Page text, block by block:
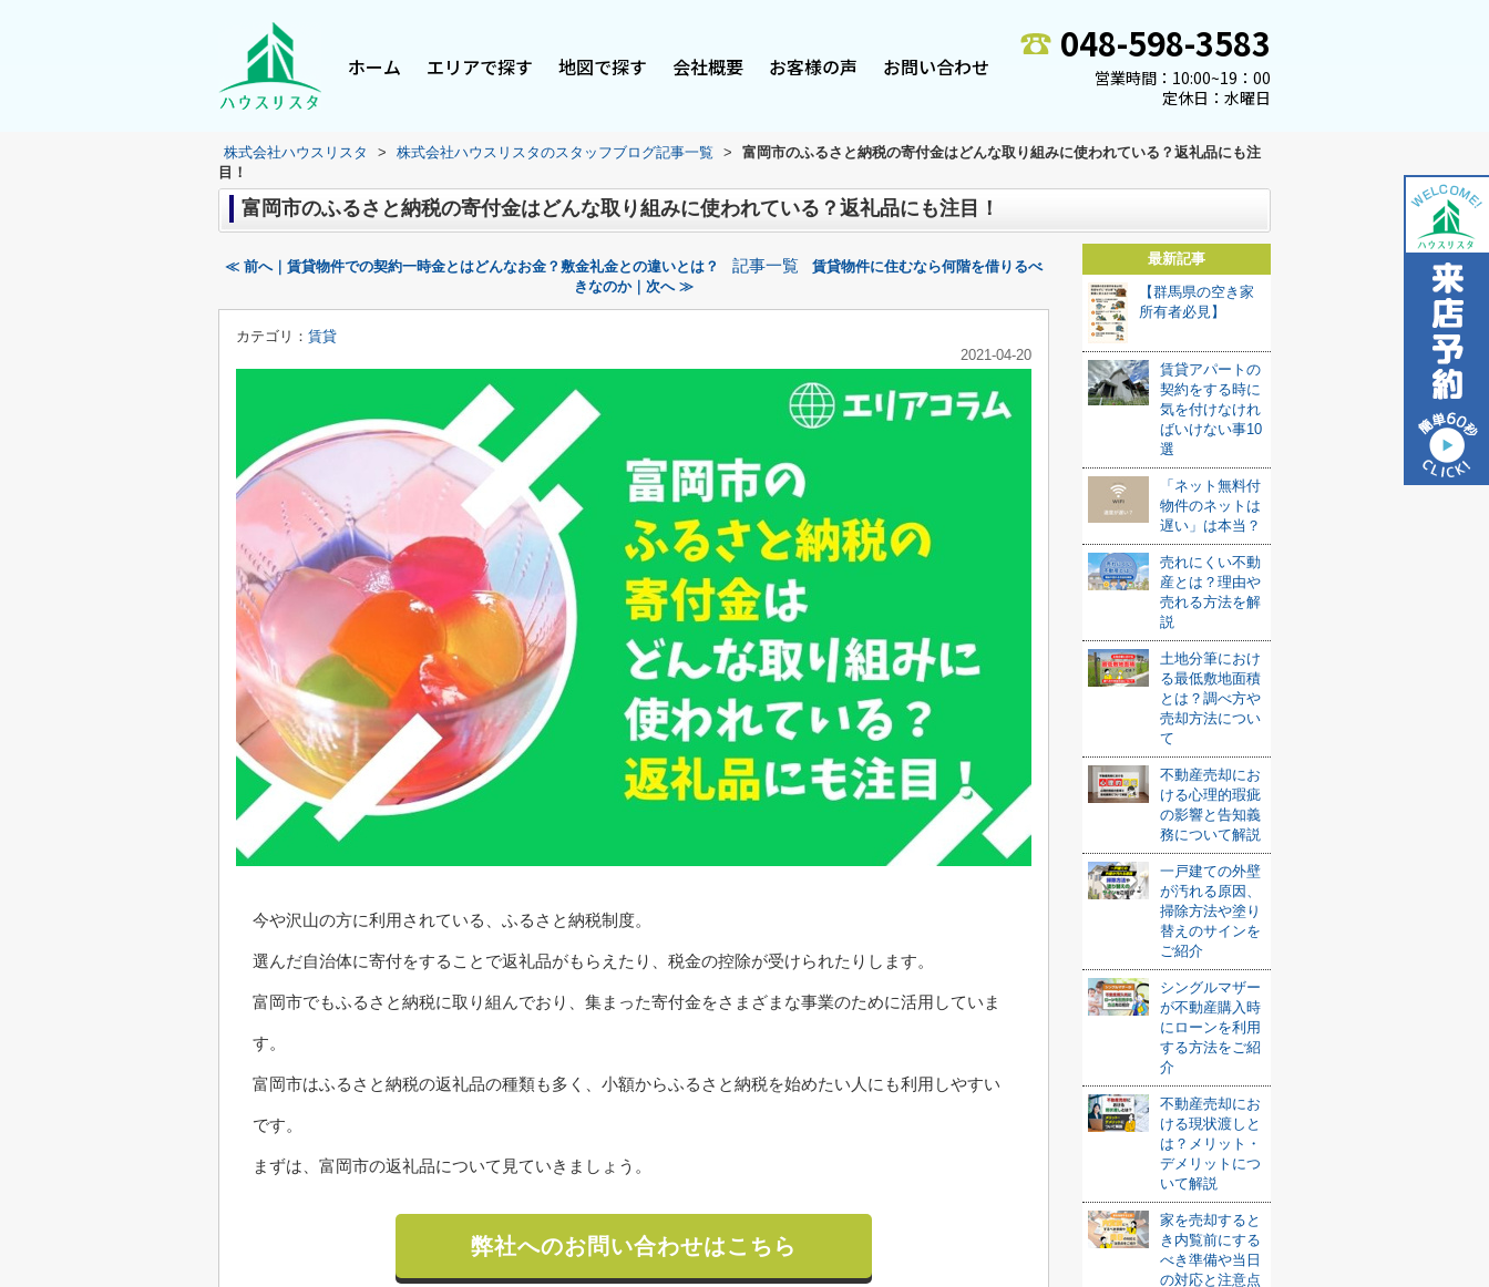
ホーム エリアで探す 地図で探す 会社概要 お客様の声 お問い合わせ
048-598-3583
営業時間：10:00~19：00
定休日：水曜日
株式会社ハウスリスタ > 株式会社ハウスリスタのスタッフブログ記事一覧 >
富岡市のふるさと納税の寄付金はどんな取り組みに使われている？返礼品にも注
目！
富岡市のふるさと納税の寄付金はどんな取り組みに使われている？返礼品にも注目！
≪ 前へ｜賃貸物件での契約一時金とはどんなお金？敷金礼金との違いとは？ 記事一覧
賃貸物件に住むなら何階を借りるべ
きなのか｜次へ ≫
カテゴリ： 賃貸
2021-04-20
今や沢山の方に利用されている、ふるさと納税制度。
選んだ自治体に寄付をすることで返礼品がもらえたり、税金の控除が受けられたりします。
富岡市でもふるさと納税に取り組んでおり、集まった寄付金をさまざまな事業のために活用していま
す。
富岡市はふるさと納税の返礼品の種類も多く、小額からふるさと納税を始めたい人にも利用しやすい
です。
まずは、富岡市の返礼品について見ていきましょう。
弊社へのお問い合わせはこちら
最新記事
【群馬県の空き家
所有者必見】
賃貸アパートの
契約をする時に
気を付けなけれ
ばいけない事10
選
「ネット無料付
物件のネットは
遅い」は本当？
売れにくい不動
産とは？理由や
売れる方法を解
説
土地分筆におけ
る最低敷地面積
とは？調べ方や
売却方法につい
て
不動産売却にお
ける心理的瑕疵
の影響と告知義
務について解説
一戸建ての外壁
が汚れる原因、
掃除方法や塗り
替えのサインを
ご紹介
シングルマザー
が不動産購入時
にローンを利用
する方法をご紹
介
不動産売却にお
ける現状渡しと
は？メリット・
デメリットにつ
いて解説
家を売却すると
き内覧前にする
べき準備や当日
の対応と注意点